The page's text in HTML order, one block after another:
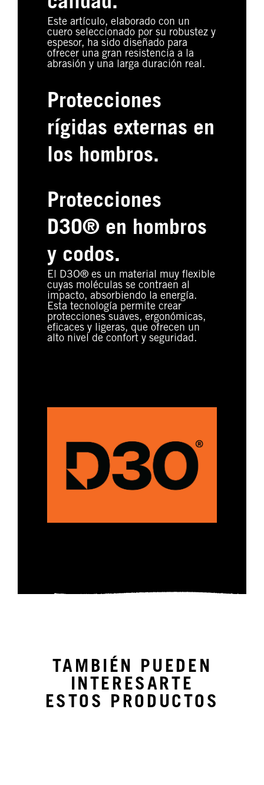
Este artículo, elaborado con un
cuero seleccionado por su robustez y
espesor, ha sido diseñado para
ofrecer una gran resistencia a la
abrasión y una larga duración real.
Protecciones
rígidas externas en
los hombros.
Protecciones
D3O® en hombros
y codos.
El D3O® es un material muy flexible
cuyas moléculas se contraen al
impacto, absorbiendo la energía.
Esta tecnología permite crear
protecciones suaves, ergonómicas,
eficaces y ligeras, que ofrecen un
alto nivel de confort y seguridad.
TAMBIÉN PUEDEN
INTERESARTE
ESTOS PRODUCTOS